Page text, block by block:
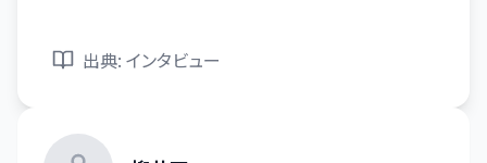
出典: インタビュー